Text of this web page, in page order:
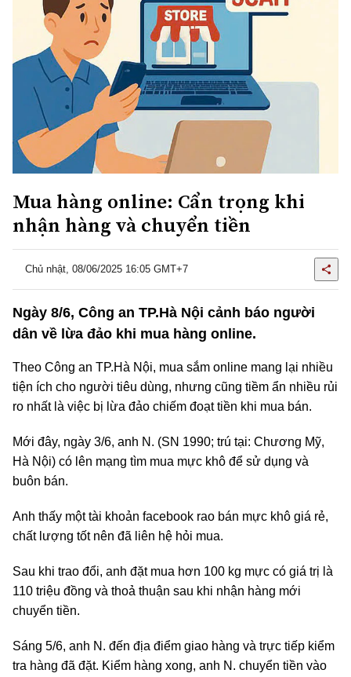
Mua hàng online: Cẩn trọng khi
nhận hàng và chuyển tiền
Chủ nhật, 08/06/2025 16:05 GMT+7
Ngày 8/6, Công an TP.Hà Nội cảnh báo người
dân về lừa đảo khi mua hàng online.
Theo Công an TP.Hà Nội, mua sắm online mang lại nhiều
tiện ích cho người tiêu dùng, nhưng cũng tiềm ẩn nhiều rủi
ro nhất là việc bị lừa đảo chiếm đoạt tiền khi mua bán.
Mới đây, ngày 3/6, anh N. (SN 1990; trú tại: Chương Mỹ,
Hà Nội) có lên mạng tìm mua mực khô để sử dụng và
buôn bán.
Anh thấy một tài khoản facebook rao bán mực khô giá rẻ,
chất lượng tốt nên đã liên hệ hỏi mua.
Sau khi trao đổi, anh đặt mua hơn 100 kg mực có giá trị là
110 triệu đồng và thoả thuận sau khi nhận hàng mới
chuyển tiền.
Sáng 5/6, anh N. đến địa điểm giao hàng và trực tiếp kiểm
tra hàng đã đặt. Kiểm hàng xong, anh N. chuyển tiền vào